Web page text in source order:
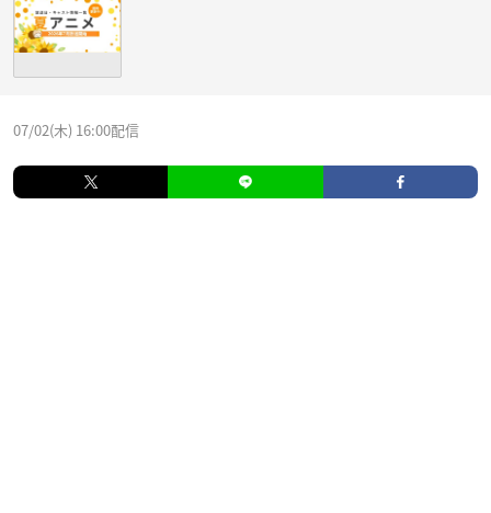
07/02(木) 16:00配信